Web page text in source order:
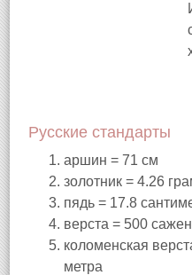
Русские стандарты
аршин = 71 см
золотник = 4.26
пядь = 17.8
верста = 500
коломенская
метра